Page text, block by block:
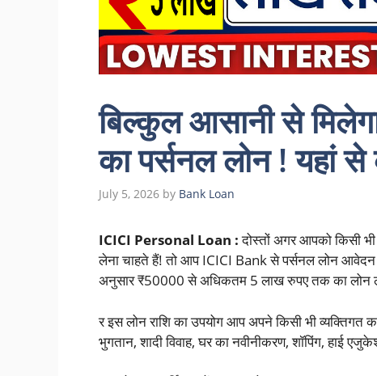
बिल्कुल आसानी से
का पर्सनल लोन ! यहां
July 5, 2026 by Bank Loan
ICICI Personal Loan :दोस्तों अगर आपको किसी
लेना चाहते हैं! तो आप ICICI Bank से पर्सनल लोन
अनुसार ₹50000 से अधिकतम 5 लाख रुपए तक का
र इस लोन राशि का उपयोग आप अपने किसी भी
भुगतान, शादी विवाह, घर का नवीनीकरण, शॉपिंग, हाई